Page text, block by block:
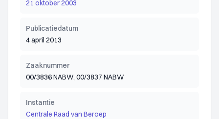
21 oktober 2003
Publicatiedatum
4 april 2013
Zaaknummer
00/3836 NABW, 00/3837 NABW
Instantie
Centrale Raad van Beroep